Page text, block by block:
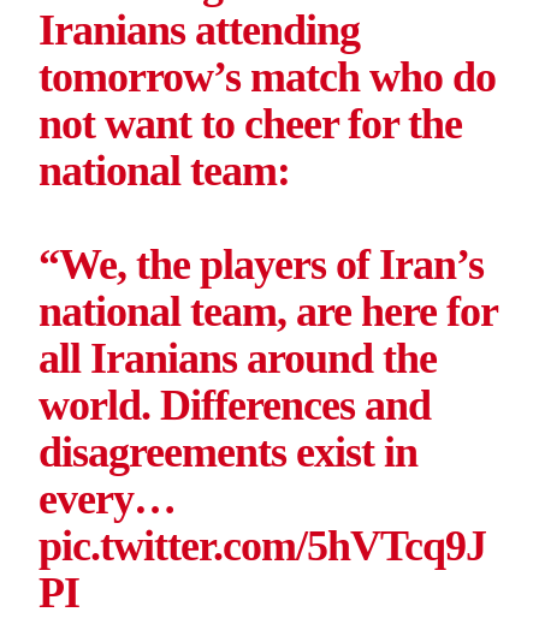
Iranians attending
tomorrow’s match who do
not want to cheer for the
national team:
“We, the players of Iran’s
national team, are here for
all Iranians around the
world. Differences and
disagreements exist in
every…
pic.twitter.com/5hVTcq9J
PI